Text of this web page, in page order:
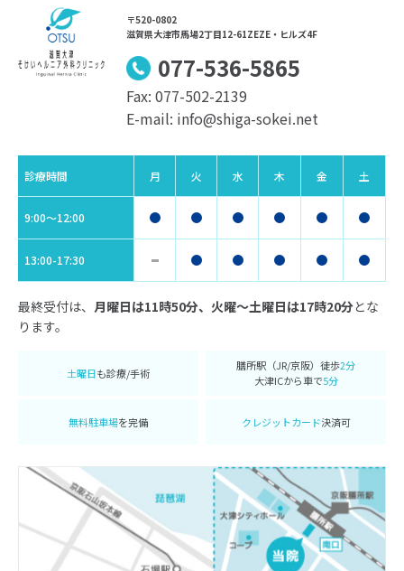
〒520-0802
滋賀県大津市馬場2丁目12-61ZEZE・ヒルズ4F
077-536-5865
Fax: 077-502-2139
E-mail: info@shiga-sokei.net
診療時間 月 火 水 木 金 土
9:00〜12:00
13:00-17:30
最終受付は、 月曜日は11時50分、火曜〜土曜日は17時20分とな
ります。
土曜日も診療/手術
膳所駅（JR/京阪）徒歩2分
大津ICから車で5分
無料駐車場を完備 クレジットカード決済可